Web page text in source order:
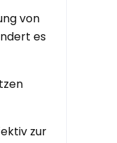
von
es
zur